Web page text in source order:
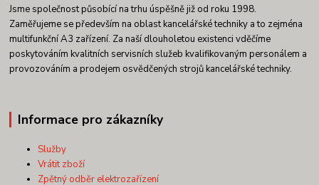
Jsme společnost působící na trhu úspěšně již od roku 1998.
Zaměřujeme se především na oblast kancelářské techniky a to zejména
multifunkční A3 zařízení. Za naší dlouholetou existenci vděčíme
poskytováním kvalitních servisních služeb kvalifikovaným personálem a
provozováním a prodejem osvědčených strojů kancelářské techniky.
Informace pro zákazníky
Služby
Vrátit zboží
Zpětný odběr elektrozařízení